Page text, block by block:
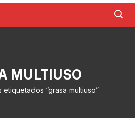
MULTIUSO
etiquetados “grasa multiuso”